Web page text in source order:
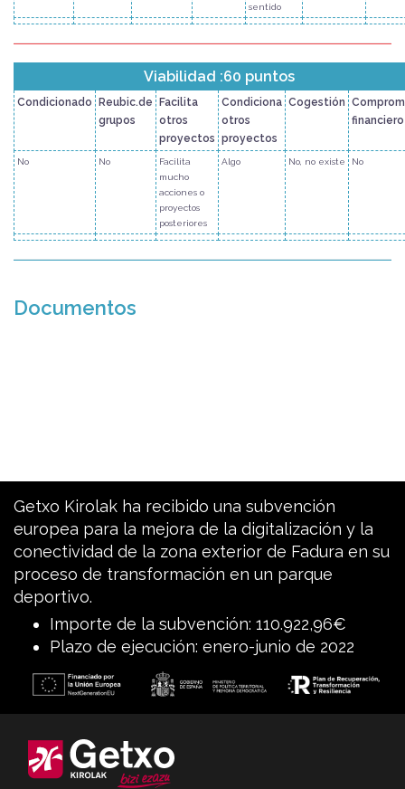
sentido
Viabilidad :60 puntos
Condicionado
Reubic.de
grupos
Facilita
otros
proyectos
Condiciona
otros
proyectos
Cogestión
financiero
No No
Facilita
mucho
acciones o
proyectos
posteriores
Algo No, no existe No
Documentos
Getxo Kirolak ha recibido una subvención
europea para la mejora de la digitalización y la
conectividad de la zona exterior de Fadura en su
proceso de transformación en un parque
deportivo.
Importe de la subvención: 110.922,96€
Plazo de ejecución: enero-junio de 2022